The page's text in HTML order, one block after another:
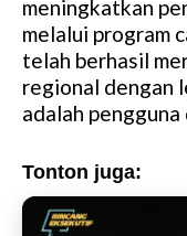
meningkatkan
melalui program
telah berhasil
regional dengan
adalah pengguna
Tonton juga: